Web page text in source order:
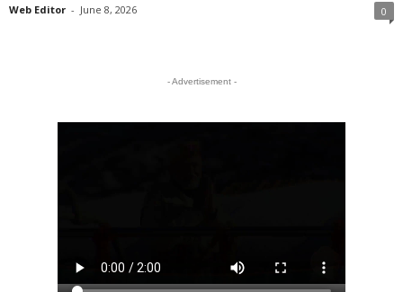
Web Editor - June 8, 2026 0
- Advertisement -